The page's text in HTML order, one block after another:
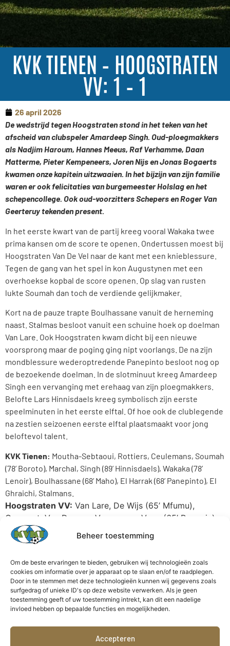
Beheer toestemming
Om de beste ervaringen te bieden, gebruiken wij technologieën zoals
cookies om informatie over je apparaat op te slaan en/of te raadplegen.
Door in te stemmen met deze technologieën kunnen wij gegevens zoals
surfgedrag of unieke ID's op deze website verwerken. Als je geen
toestemming geeft of uw toestemming intrekt, kan dit een nadelige
invloed hebben op bepaalde functies en mogelijkheden.
Accepteren
KVK TIENEN – HOOGSTRATEN
VV: 1 – 1
26 april 2026
De wedstrijd tegen Hoogstraten stond in het teken van het
afscheid van clubspeler Amardeep Singh. Oud-ploegmakkers
als Nadjim Haroum, Hannes Meeus, Raf Verhamme, Daan
Matterme, Pieter Kempeneers, Joren Nijs en Jonas Bogaerts
kwamen onze kapitein uitzwaaien. In het bijzijn van zijn familie
waren er ook felicitaties van burgemeester Holslag en het
schepencollege. Ook oud-voorzitters Schepers en Roger Van
Geerteruy tekenden present.
In het eerste kwart van de partij kreeg vooral Wakaka twee
prima kansen om de score te openen. Ondertussen moest bij
Hoogstraten Van De Vel naar de kant met een knieblessure.
Tegen de gang van het spel in kon Augustynen met een
overhoekse kopbal de score openen. Op slag van rusten
lukte Soumah dan toch de verdiende gelijkmaker.
Kort na de pauze trapte Boulhassane vanuit de herneming
naast. Stalmas besloot vanuit een schuine hoek op doelman
Van Lare. Ook Hoogstraten kwam dicht bij een nieuwe
voorsprong maar de poging ging nipt voorlangs. De na zijn
mondblessure wederoptredende Panepinto besloot nog op
de bezoekende doelman. In de slotminuut kreeg Amardeep
Singh een vervanging met erehaag van zijn ploegmakkers.
Belofte Lars Hinnisdaels kreeg symbolisch zijn eerste
speelminuten in het eerste elftal. Of hoe ook de clublegende
na zestien seizoenen eerste elftal plaatsmaakt voor jong
beloftevol talent.
KVK Tienen: Moutha-Sebtaoui, Rottiers, Ceulemans, Soumah
(78’ Boroto), Marchal, Singh (89’ Hinnisdaels), Wakaka (78’
Lenoir), Boulhassane (68’ Maho), El Harrak (68’ Panepinto), El
Ghraichi, Stalmans.
Hoogstraten VV: Van Lare, De Wijs (65’ Mfumu),
Cassaert, Van Dooren, Vermeeren, Voca (65’ Regouin),
Van De Vel (16’ Brandt, 65’ Bellens), Havermans,
Verheyen, Meeuwis, Augustynen.
Geel:Verheyen, Bellens
Scheidsrechter: Bram Eeckhout
Bergévest 12